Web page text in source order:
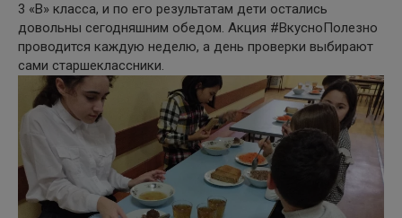
3 «В» класса, и по его результатам дети остались
довольны сегодняшним обедом. Акция #ВкусноПолезно
проводится каждую неделю, а день проверки выбирают
сами старшеклассники.